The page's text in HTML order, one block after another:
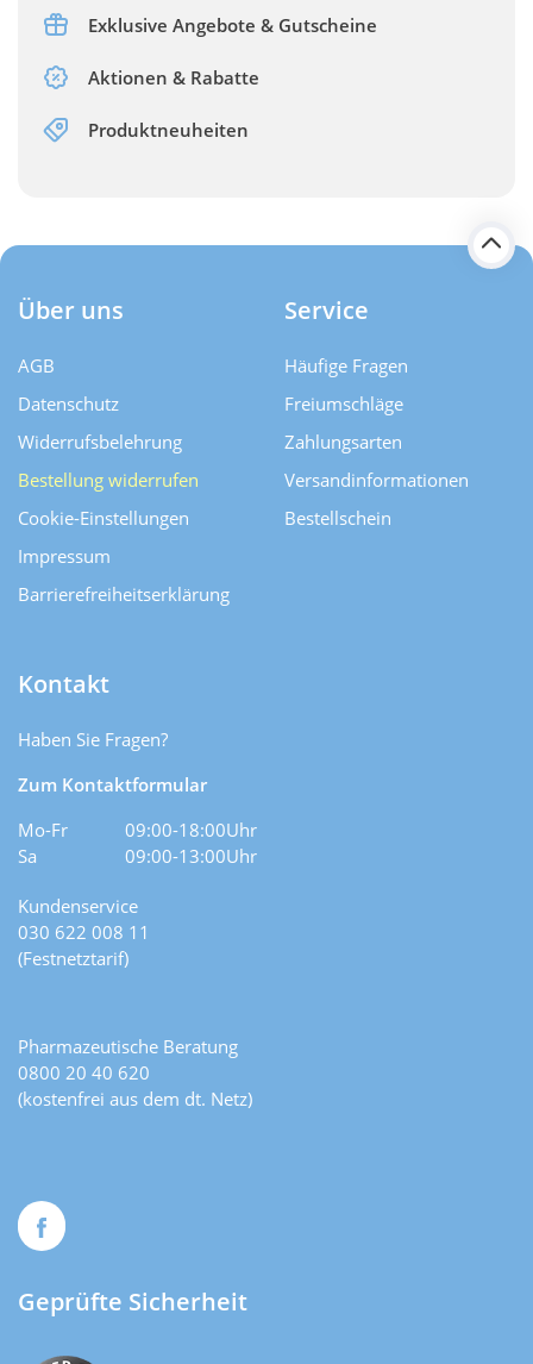
Exklusive Angebote & Gutscheine
Aktionen & Rabatte
Produktneuheiten
Über uns
AGB
Datenschutz
Widerrufsbelehrung
Bestellung widerrufen
Cookie-Einstellungen
Impressum
Barrierefreiheitserklärung
Service
Häufige Fragen
Freiumschläge
Zahlungsarten
Versand­informationen
Bestellschein
Kontakt
Haben Sie Fragen?
Zum Kontaktformular
Mo-Fr
09:00-18:00Uhr
Sa
09:00-13:00Uhr
Kundenservice
030 622 008 11
(Festnetztarif)
Pharmazeutische Beratung
0800 20 40 620
(kostenfrei aus dem dt. Netz)
Geprüfte Sicherheit